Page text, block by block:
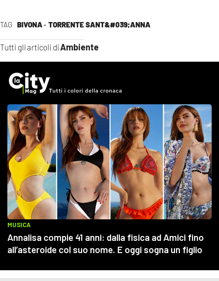
TAG BIVONA · TORRENTE SANT&#039;ANNA
Tutti gli articoli diAmbiente